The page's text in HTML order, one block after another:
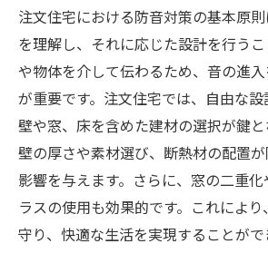
窓枠の材質が音に与える影
開閉方式による音漏れ防止策
遮音カーテンの活用法
理想の防音性を持つ注文住宅の
壁材の防音性能比較
効果的な壁構造のレイヤリ
隣室間の音漏れを防ぐ施工法
断熱材の防音効果を活かす
注文住宅における防音対策の基本原
を理解し、それに応じた設計を行う
や物体を介して伝わるため、音の進
が重要です。注文住宅では、自由な設
壁や窓、床を含めた建材の選択が鍵と
壁の厚さや素材選び、断熱材の配置
影響を与えます。さらに、窓の二重
ラスの使用も効果的です。これによ
守り、快適な生活を実現することがで